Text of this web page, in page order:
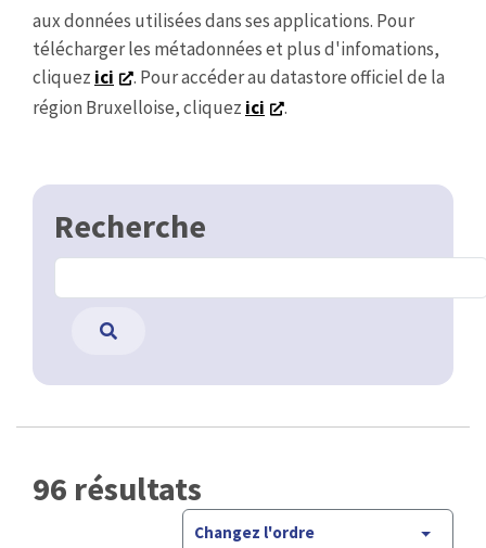
aux données utilisées dans ses applications. Pour
télécharger les métadonnées et plus d'infomations,
cliquez ici
. Pour accéder au datastore officiel de la
région Bruxelloise, cliquez ici .
Recherche
96 résultats
Changez l'ordre